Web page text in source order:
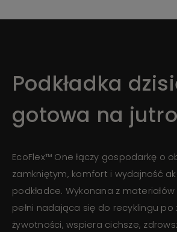
Podkładka
gotowa na jutro
EcoFlex™ One łączy gospodarkę o
zamkniętym, komfort i wydajność
podkładce. Wykonana z
pełni nadająca się do recyklingu po
żywotności, wspiera cichsze,